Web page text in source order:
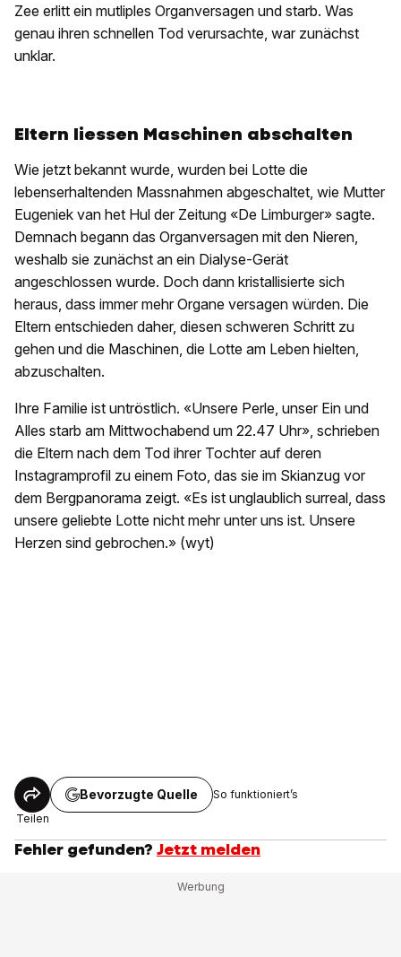
Zee erlitt ein mutliples Organversagen und starb. Was
genau ihren schnellen Tod verursachte, war zunächst
unklar.
Eltern liessen Maschinen abschalten
Wie jetzt bekannt wurde, wurden bei Lotte die
lebenserhaltenden Massnahmen abgeschaltet, wie Mutter
Eugeniek van het Hul der Zeitung «De Limburger» sagte.
Demnach begann das Organversagen mit den Nieren,
weshalb sie zunächst an ein Dialyse-Gerät
angeschlossen wurde. Doch dann kristallisierte sich
heraus, dass immer mehr Organe versagen würden. Die
Eltern entschieden daher, diesen schweren Schritt zu
gehen und die Maschinen, die Lotte am Leben hielten,
abzuschalten.
Ihre Familie ist untröstlich. «Unsere Perle, unser Ein und
Alles starb am Mittwochabend um 22.47 Uhr», schrieben
die Eltern nach dem Tod ihrer Tochter auf deren
Instagramprofil zu einem Foto, das sie im Skianzug vor
dem Bergpanorama zeigt. «Es ist unglaublich surreal, dass
unsere geliebte Lotte nicht mehr unter uns ist. Unsere
Herzen sind gebrochen.» (wyt)
Teilen
Bevorzugte Quelle So funktioniert’s
Fehler gefunden? Jetzt melden